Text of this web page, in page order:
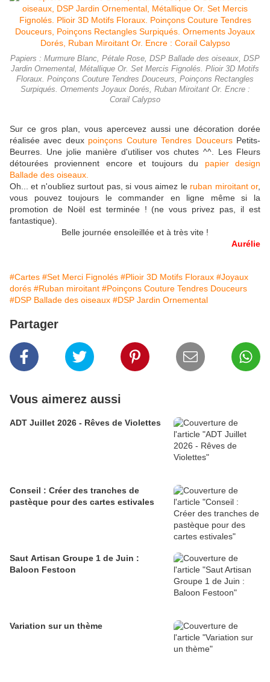
Papiers : Murmure Blanc, Pétale Rose, DSP Ballade des oiseaux, DSP
Jardin Ornemental, Métallique Or. Set Mercis Fignolés. Plioir 3D Motifs
Floraux. Poinçons Couture Tendres Douceurs, Poinçons Rectangles
Surpiqués. Ornements Joyaux Dorés, Ruban Miroitant Or. Encre :
Corail Calypso
Sur ce gros plan, vous apercevez aussi une décoration dorée
réalisée avec deux poinçons Couture Tendres DouceursPetits-
Beurres. Une jolie manière d'utiliser vos chutes ^^. Les Fleurs
détourées proviennent encore et toujours du papier design
Ballade des oiseaux.
Oh... et n'oubliez surtout pas, si vous aimez le ruban miroitant or,
vous pouvez toujours le commander en ligne même si la
promotion de Noël est terminée ! (ne vous privez pas, il est
fantastique).
Belle journée ensoleillée et à très vite !
Aurélie
#Cartes #Set Merci Fignolés #Plioir 3D Motifs Floraux #Joyaux
dorés #Ruban miroitant #Poinçons Couture Tendres Douceurs
#DSP Ballade des oiseaux #DSP Jardin Ornemental
Partager
Vous aimerez aussi
ADT Juillet 2026 - Rêves de Violettes
Conseil : Créer des tranches de
pastèque pour des cartes estivales
Saut Artisan Groupe 1 de Juin :
Baloon Festoon
Variation sur un thème